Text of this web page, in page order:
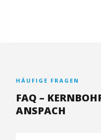
HÄUFIGE FRAGEN
FAQ –
ANSPACH